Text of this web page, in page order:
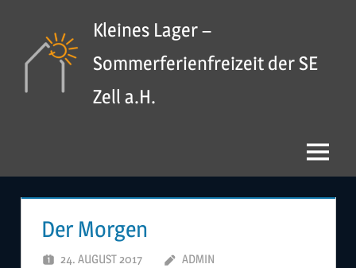
springen
Kleines Lager –
Sommerferienfreizeit der SE
Zell a.H.
Menü
Der Morgen
24. AUGUST 2017 ADMIN